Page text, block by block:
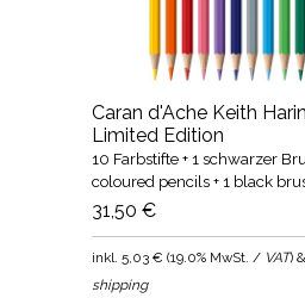
Caran d'Ache Keith
Limited Edition
10 Farbstifte + 1 schwarzer
coloured pencils + 1 black
31,50 €
inkl.5,03 € (19.0% MwSt. / VAT)
shipping